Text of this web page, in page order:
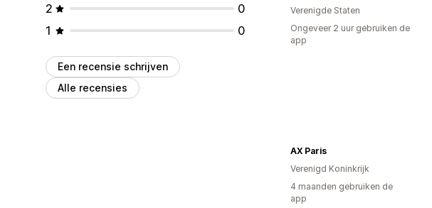
2
0
1
0
Een recensie schrijven
Alle recensies
Verenigde Staten
Ongeveer 2 uur gebruiken de
app
AX Paris
Verenigd Koninkrijk
4 maanden gebruiken de
app